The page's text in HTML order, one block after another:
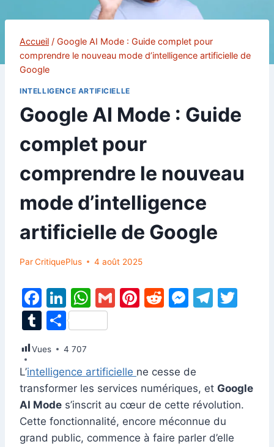
Accueil / Google AI Mode : Guide complet pour
comprendre le nouveau mode d’intelligence artificielle de
Google
INTELLIGENCE ARTIFICIELLE
Google AI Mode : Guide
complet pour
comprendre le nouveau
mode d’intelligence
artificielle de Google
ParCritiquePlus 4 août 2025
F
a
c
e
b
o
o
k
Li
n
k
e
dI
n
W
h
at
A
p
p
G
Pi
st
R
t
M
e
n
g
er
T
m
T
m
bl
r
P
ar
ta
g
er
Vues 4 707
L’intelligence artificielle ne cesse de
transformer les services numériques, et Google
AI Mode s’inscrit au cœur de cette révolution.
Cette fonctionnalité, encore méconnue du
grand public, commence à faire parler d’elle